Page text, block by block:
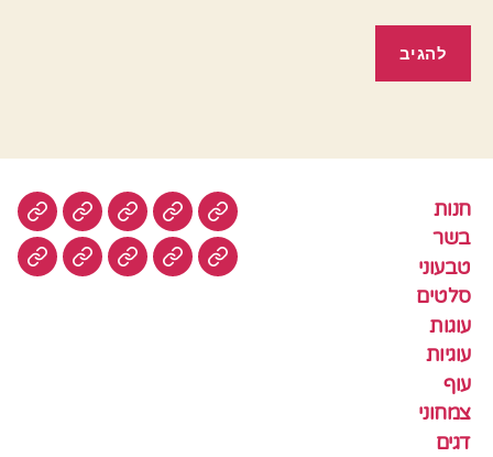
חנות
בשר
טבעוני
סלטים
עוגות
עוגיות
עוף
צמחוני
דגים
חנות בשר טבעוניסלטים
עוגיותעוף צמחונידגים